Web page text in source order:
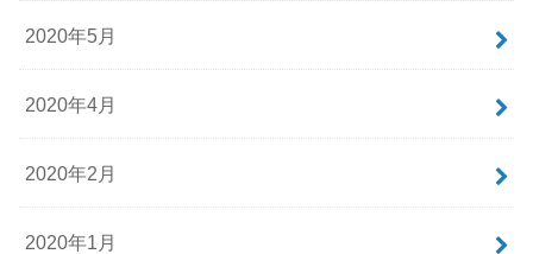
2020年5月
2020年4月
2020年2月
2020年1月